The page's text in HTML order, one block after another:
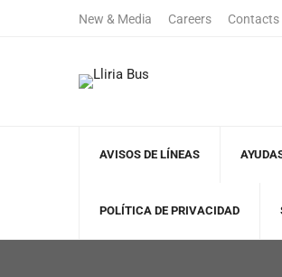
New & Media Careers Contacts
+122 123 4567
Sales Department
AVISOS DE LÍNEAS
POLÍTICA DE PRIVACIDAD